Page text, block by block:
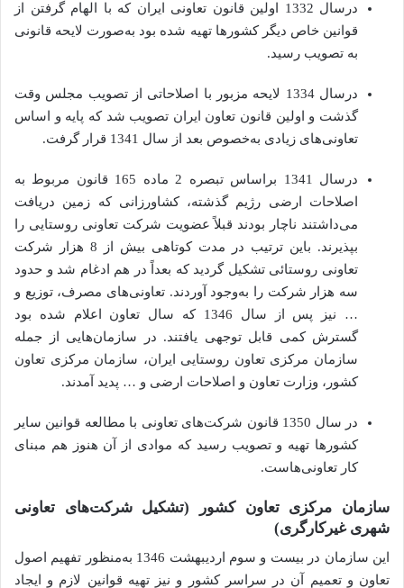
درسال 1332 اولین قانون تعاونی ایران که با الهام گرفتن از
قوانین خاص دیگر کشورها تهیه شده بود به‌صورت لایحه قانونی
به‌ تصویب رسید.
درسال 1334 لایحه مزبور با اصلاحاتی از تصویب مجلس وقت
گذشت و اولین قانون تعاون ایران تصویب شد که پایه و اساس
تعاونی‌های زیادی به‌خصوص بعد از سال 1341 قرار گرفت.
درسال 1341 براساس تبصره 2 ماده 165 قانون مربوط به
اصلاحات ارضی رژیم گذشته، کشاورزانی که زمین دریافت
می‌داشتند ناچار بودند قبلاً عضویت شرکت تعاونی روستایی را
بپذیرند. باین ترتیب در مدت کوتاهی بیش از 8 هزار شرکت
تعاونی روستائی تشکیل گردید که بعداً در هم ادغام شد و حدود
سه هزار شرکت را به‌وجود آوردند. تعاونی‌های مصرف، توزیع و
… نیز پس از سال 1346 که سال تعاون اعلام شده بود
گسترش کمی قابل توجهی یافتند. در سازمان‌هایی از جمله
سازمان مرکزی تعاون روستایی ایران،‌ سازمان مرکزی تعاون
کشور، وزارت تعاون و اصلاحات ارضی و … پدید آمدند.
در سال 1350 قانون شرکت‌های تعاونی با مطالعه قوانین سایر
کشورها تهیه و تصویب رسید که موادی از آن هنوز هم مبنای
کار تعاونی‌هاست.
سازمان مرکزی تعاون کشور (تشکیل شرکت‌های تعاونی
شهری غیرکارگری)
این سازمان در بیست و سوم اردیبهشت 1346 به‌منظور تفهیم اصول
تعاون و تعمیم آن در سراسر کشور و نیز تهیه قوانین لازم و ایجاد